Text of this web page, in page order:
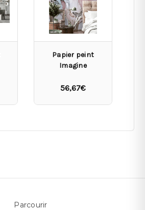
Papier peint
Imagine
56,67€
Parcourir